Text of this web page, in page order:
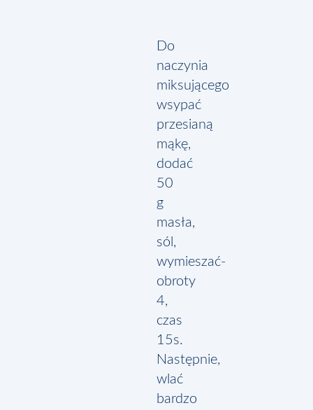
Do
naczynia
miksującego
wsypać
przesianą
mąkę,
dodać
50
g
masła,
sól,
wymieszać-
obroty
4,
czas
15s.
Następnie,
wlać
bardzo